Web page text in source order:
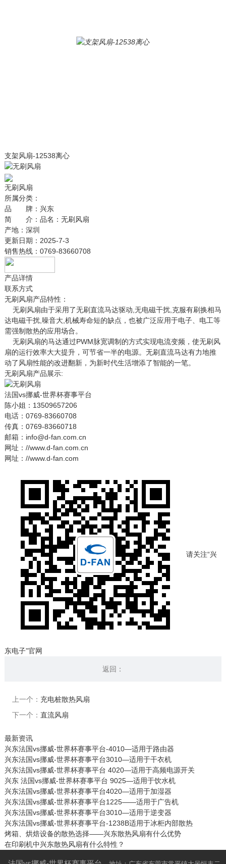
支架风扇-12538离心
无刷风扇
所属分类：
品 牌： 兴东
简 介： 品名：无刷风扇
产地：深圳
更新日期： 2025-7-3
销售热线： 0769-83660708
产品详情
联系方式
无刷风扇产品特性：
无刷风扇由于采用了无刷直流马达驱动,无电磁干扰,克服有刷换相马
达电磁干扰,噪音大,机械寿命短的缺点，也被广泛应用于电子、电工等
需强制散热的应用场合。
无刷风扇的马达通过PWM脉宽调制的方式实现电流变频，使无刷风
扇的运行效率大大提升，可节省一半的电源。无刷直流马达有力地推
动了风扇性能的改进翻新，为新时代生活增添了智能的一笔。
无刷风扇产品展示:
法国vs挪威-世界杯赛事平台
陈小姐：13509657206
电话：0769-83660708
传真：0769-83660718
邮箱：info@d-fan.com.cn
网址：//www.d-fan.com.cn
网址：//www.d-fan.com
请关注“兴
东电子”官网
返回：
上一个： 充电桩散热风扇
下一个： 直流风扇
最新资讯
兴东法国vs挪威-世界杯赛事平台-4010—适用于路由器
兴东法国vs挪威-世界杯赛事平台3010—适用于干衣机
兴东法国vs挪威-世界杯赛事平台 4020—适用于高频电源开关
兴东 法国vs挪威-世界杯赛事平台 9025—适用于饮水机
兴东法国vs挪威-世界杯赛事平台4020—适用于加湿器
兴东法国vs挪威-世界杯赛事平台1225——适用于广告机
兴东法国vs挪威-世界杯赛事平台3010—适用于逆变器
兴东法国vs挪威-世界杯赛事平台-1238B适用于冰柜内部散热
烤箱、烘焙设备的散热选择——兴东散热风扇有什么优势
在印刷机中兴东散热风扇有什么特性？